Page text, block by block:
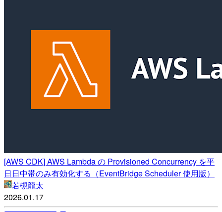
[AWS CDK] AWS Lambda の Provisioned Concurrency を平
日日中帯のみ有効化する（EventBridge Scheduler 使用版）
若槻龍太
2026.01.17